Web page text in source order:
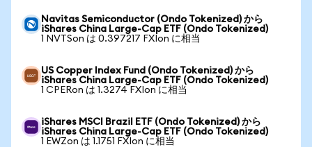
Navitas Semiconductor (Ondo Tokenized) から
iShares China Large-Cap ETF (Ondo Tokenized)
1 NVTSon は 0.397217 FXIon に相当
US Copper Index Fund (Ondo Tokenized) から
iShares China Large-Cap ETF (Ondo Tokenized)
1 CPERon は 1.3274 FXIon に相当
iShares MSCI Brazil ETF (Ondo Tokenized) から
iShares China Large-Cap ETF (Ondo Tokenized)
1 EWZon は 1.1751 FXIon に相当